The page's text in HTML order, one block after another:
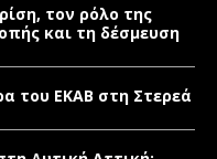
τον ρόλο της
και τη δέσμευση
του ΕΚΑΒ στη Στερεά